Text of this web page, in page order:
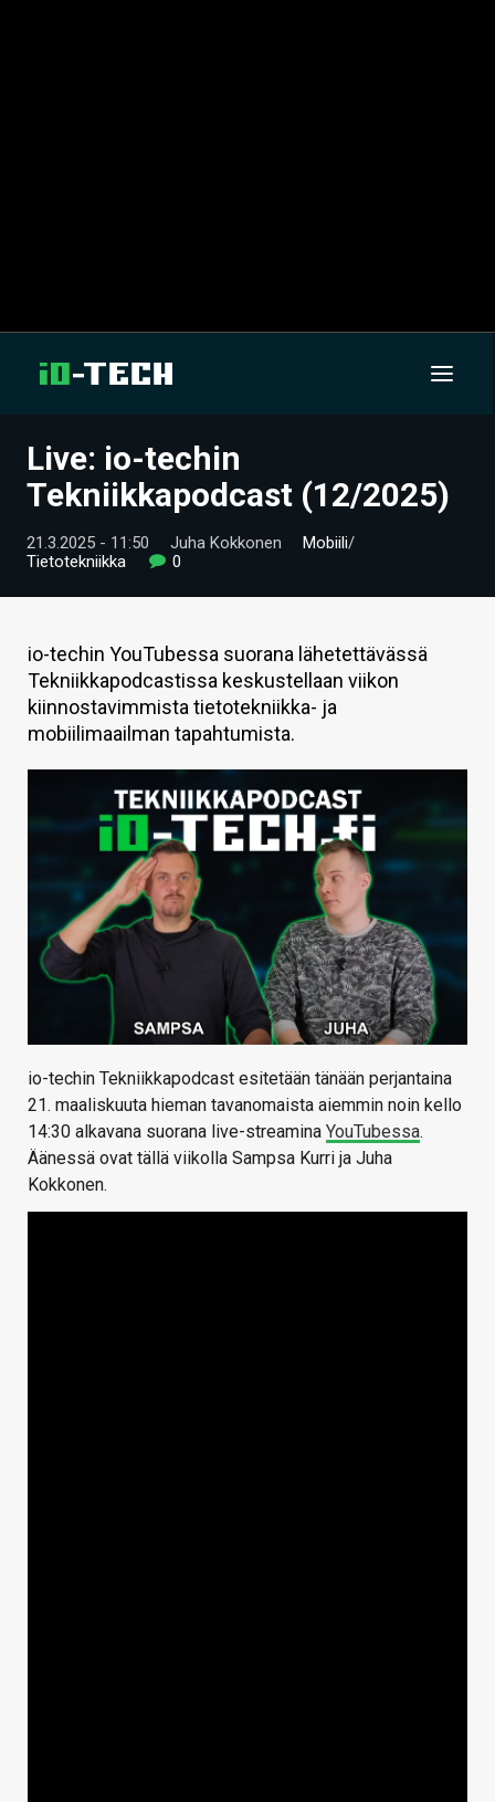
UUTISET
VIDEOT
TIETOA
HINTA.FI
VAIHDA TEEMA
HAKU
Live: io-techin
Tekniikkapodcast (12/2025)
21.3.2025 - 11:50 Juha Kokkonen Mobiili/
Tietotekniikka
0
io-techin YouTubessa suorana lähetettävässä
Tekniikkapodcastissa keskustellaan viikon
kiinnostavimmista tietotekniikka- ja
mobiilimaailman tapahtumista.
io-techin Tekniikkapodcast esitetään tänään perjantaina
21. maaliskuuta hieman tavanomaista aiemmin noin kello
14:30 alkavana suorana live-streamina YouTubessa.
Äänessä ovat tällä viikolla Sampsa Kurri ja Juha
Kokkonen.